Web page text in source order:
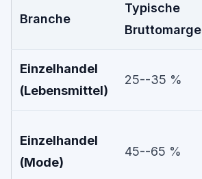
Branche
Typische
Bruttomarge
Einzelhandel
(Lebensmittel)
25--35 %
Einzelhandel
(Mode)
45--65 %